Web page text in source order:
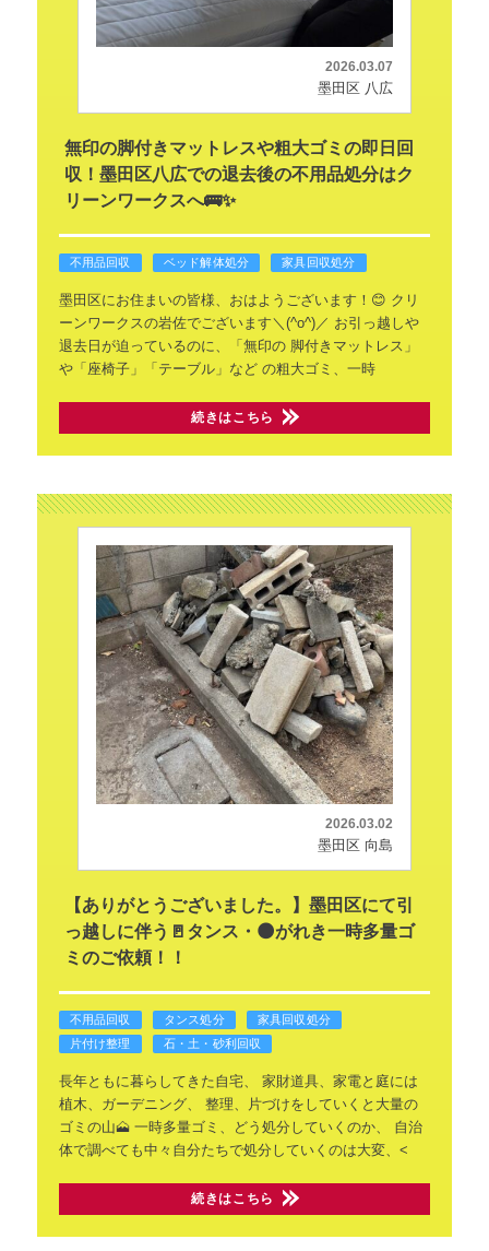
2026.03.07
墨田区 八広
無印の脚付きマットレスや粗大ゴミの即日回
収！墨田区八広での退去後の不用品処分はク
リーンワークスへ🚌✨
不用品回収 ベッド解体処分 家具回収処分
墨田区にお住まいの皆様、おはようございます！😊 クリ
ーンワークスの岩佐でございます＼(^o^)／ お引っ越しや
退去日が迫っているのに、「無印の脚付きマットレス」
や「座椅子」「テーブル」などの粗大ゴミ、一時
続きはこちら
2026.03.02
墨田区 向島
【ありがとうございました。】墨田区にて引
っ越しに伴う🚪タンス・🌑がれき一時多量ゴ
ミのご依頼！！
不用品回収 タンス処分
家具回収処分
片付け整理
石・土・砂利回収
長年ともに暮らしてきた自宅、
家財道具、家電と庭には
植木、ガーデニング、
整理、片づけをしていくと大量の
ゴミの山🗻 一時多量ゴミ、どう処分していくのか、
自治
体で調べても中々自分たちで処分していくのは大変、<
続きはこちら